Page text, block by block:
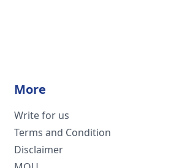
More
Write for us
Terms and Condition
Disclaimer